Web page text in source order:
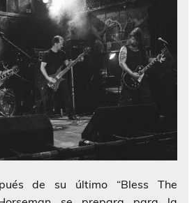
de su último “Bless The